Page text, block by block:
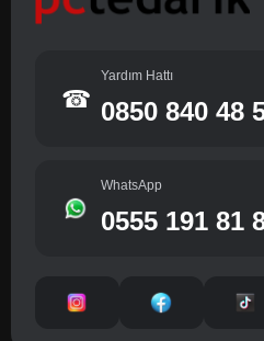
☎
Yardım Hattı
0850 840 48
WhatsApp
0555 191 81